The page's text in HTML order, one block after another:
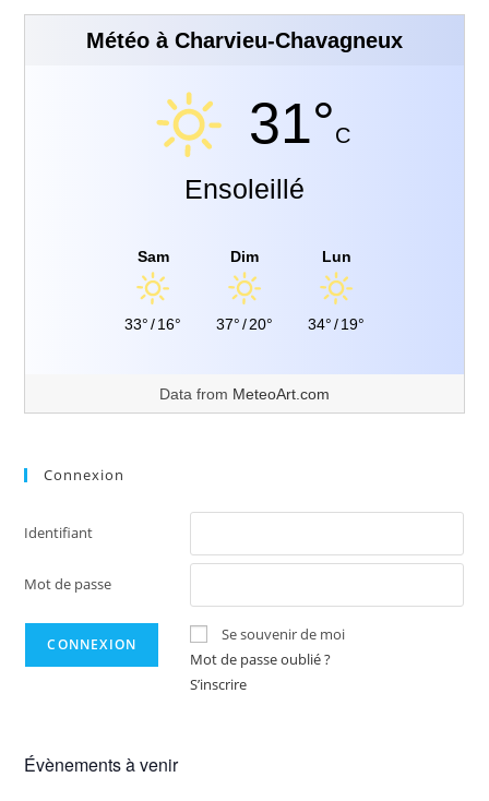
Météo à Charvieu-Chavagneux
31°C
Ensoleillé
Sam
33°/16°
Dim
37°/20°
Lun
34°/19°
Data from MeteoArt.com
Connexion
Identifiant
Mot de passe
Se souvenir de moi
Mot de passe oublié ?
S’inscrire
Évènements à venir